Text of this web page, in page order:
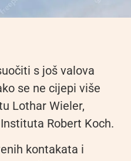
s još valova
se ne cijepi više
Lothar Wieler,
Robert Koch.
kontakata i